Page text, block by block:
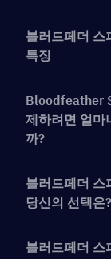
블러드페더 스
특징
Bloodfeather
제하려면 얼마
까?
블러드페더 스
당신의 선택은?
블러드페더 스